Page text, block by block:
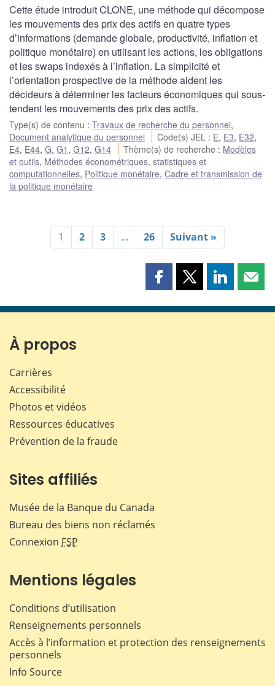
Cette étude introduit CLONE, une méthode qui décompose
les mouvements des prix des actifs en quatre types
d’informations (demande globale, productivité, inflation et
politique monétaire) en utilisant les actions, les obligations
et les swaps indexés à l’inflation. La simplicité et
l’orientation prospective de la méthode aident les
décideurs à déterminer les facteurs économiques qui sous-
tendent les mouvements des prix des actifs.
Type(s) de contenu : Travaux de recherche du personnel,
Document analytique du personnel
Code(s) JEL : E, E3, E32,
E4, E44, G, G1 , G12, G14 Thème(s) de recherche : Modèles
et outils, Méthodes économétriques, statistiques et
computationnelles, Politique monétaire, Cadre et transmission de
la politique monétaire
1 2 3 … 26 Suivant »
Partager
page
Partager
page
Partager
page page
À propos
Carrières
Accessibilité
Photos et vidéos
Ressources éducatives
Prévention de la fraude
Sites affiliés
Musée de la Banque du Canada
Bureau des biens non réclamés
Connexion FSP
Mentions légales
Conditions d’utilisation
Renseignements personnels
Accès à l’information et protection des renseignements
personnels
Info Source